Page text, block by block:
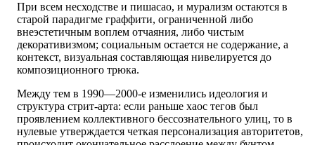
При всем несходстве и пишасао, и мурализм остаются в
старой парадигме граффити, ограниченной либо
внеэстетичным воплем отчаяния, либо чистым
декоративизмом; социальным остается не содержание, а
контекст, визуальная составляющая нивелируется до
композиционного трюка.
Между тем в 1990—2000-е изменились идеология и
структура стрит-арта: если раньше хаос тегов был
проявлением коллективного бессознательного улиц, то в
нулевые утверждается четкая персонализация авторитетов,